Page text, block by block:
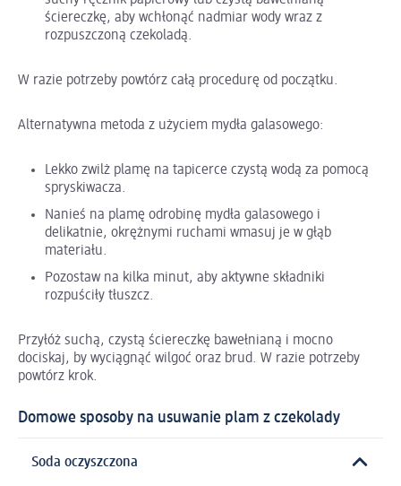
ściereczkę, aby wchłonąć nadmiar wody wraz z
rozpuszczoną czekoladą.
W razie potrzeby powtórz całą procedurę od początku.
Alternatywna metoda z użyciem mydła galasowego:
Lekko zwilż plamę na tapicerce czystą wodą za pomocą
spryskiwacza.
Nanieś na plamę odrobinę mydła galasowego i
delikatnie, okrężnymi ruchami wmasuj je w głąb
materiału.
Pozostaw na kilka minut, aby aktywne składniki
rozpuściły tłuszcz.
Przyłóż suchą, czystą ściereczkę bawełnianą i mocno
dociskaj, by wyciągnąć wilgoć oraz brud. W razie potrzeby
powtórz krok.
Domowe sposoby na usuwanie plam z czekolady
Soda oczyszczona